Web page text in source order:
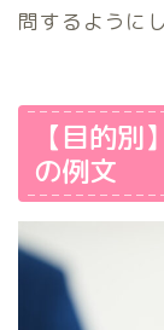
問するように
【目的
の例文